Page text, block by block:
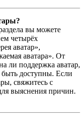
вы можете
четырёх
аватар»,
аватара». От
ли поддержка аватар,
быть доступны. Если
свяжитесь с
выяснения причин.